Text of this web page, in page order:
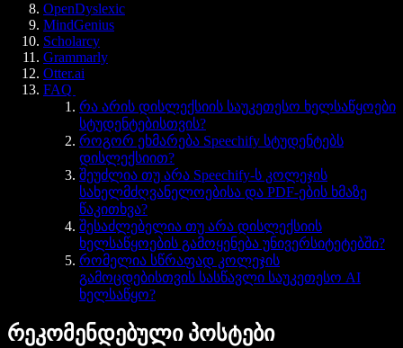
OpenDyslexic
MindGenius
Scholarcy
Grammarly
Otter.ai
FAQ
რა არის დისლექსიის საუკეთესო ხელსაწყოები
სტუდენტებისთვის?
როგორ ეხმარება Speechify სტუდენტებს
დისლექსიით?
შეუძლია თუ არა Speechify-ს კოლეჯის
სახელმძღვანელოებისა და PDF-ების ხმაზე
წაკითხვა?
შესაძლებელია თუ არა დისლექსიის
ხელსაწყოების გამოყენება უნივერსიტეტებში?
რომელია სწრაფად კოლეჯის
გამოცდებისთვის სასწავლი საუკეთესო AI
ხელსაწყო?
რეკომენდებული პოსტები